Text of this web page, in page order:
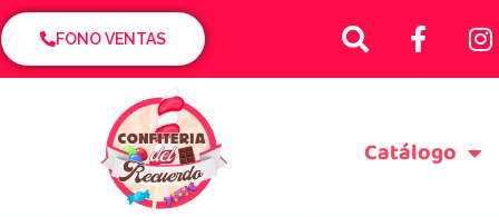
FONO VENTAS S
e
a
h
F
a
c
o
I
n
s
g
Catálogo